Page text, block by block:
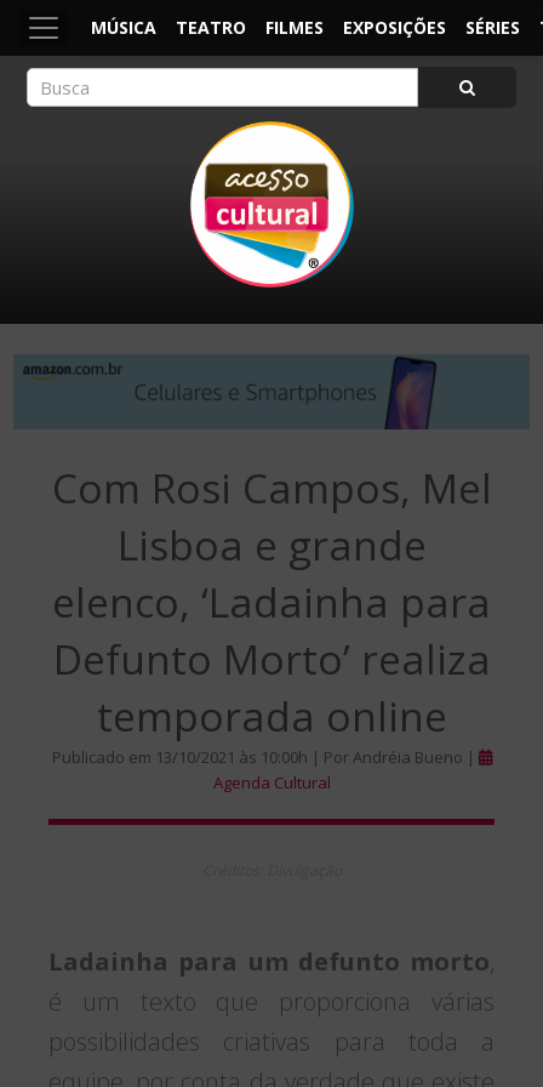
MÚSICA TEATRO FILMES EXPOSIÇÕES SÉRIES
Com Rosi Campos, Mel
Lisboa e grande
elenco, ‘Ladainha para
Defunto Morto’ realiza
temporada online
Publicado em 13/10/2021 às 10:00h | Por Andréia Bueno |
Agenda Cultural
Ladainha para um defunto morto,
é um texto que proporciona várias
possibilidades criativas para toda a